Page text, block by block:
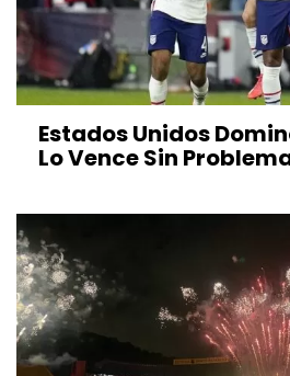
Estados Unidos
Lo Vence Sin